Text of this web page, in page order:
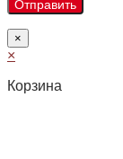
×
×
Корзина